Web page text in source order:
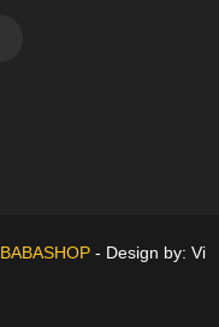
BABASHOP - Design by: Vi